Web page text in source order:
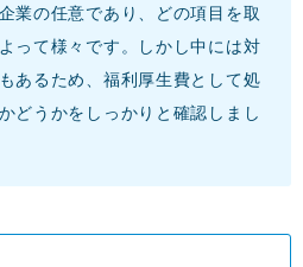
業の任意であり、どの項目を取
って様々です。しかし中には対
あるため、福利厚生費として処
どうかをしっかりと確認しまし